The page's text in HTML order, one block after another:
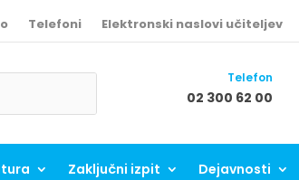
Telefoni Elektronski naslovi učiteljev
Telefon
02 300 62 00
Zaključni izpit Dejavnosti